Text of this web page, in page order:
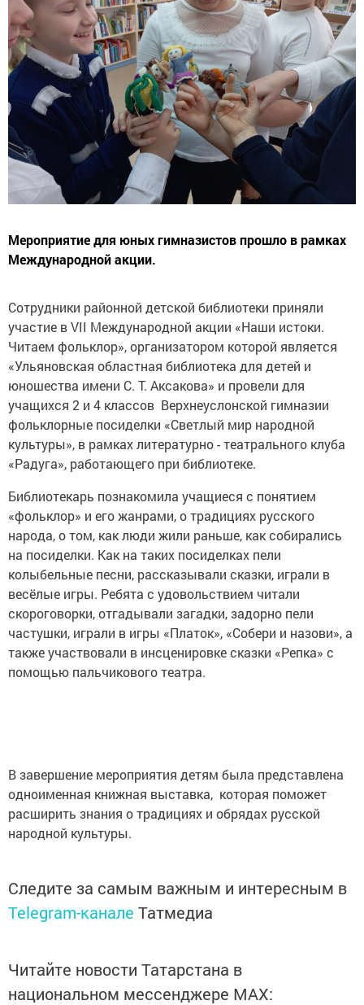
Мероприятие для юных гимназистов прошло в рамках
Международной акции.
Сотрудники районной детской библиотеки приняли
участие в VII Международной акции «Наши истоки.
Читаем фольклор», организатором которой является
«Ульяновская областная библиотека для детей и
юношества имени С. Т. Аксакова» и провели для
учащихся 2 и 4 классов Верхнеуслонской гимназии
фольклорные посиделки «Светлый мир народной
культуры», в рамках литературно - театрального клуба
«Радуга», работающего при библиотеке.
Библиотекарь познакомила учащиеся с понятием
«фольклор» и его жанрами, о традициях русского
народа, о том, как люди жили раньше, как собирались
на посиделки. Как на таких посиделках пели
колыбельные песни, рассказывали сказки, играли в
весёлые игры. Ребята с удовольствием читали
скороговорки, отгадывали загадки, задорно пели
частушки, играли в игры «Платок», «Собери и назови», а
также участвовали в инсценировке сказки «Репка» с
помощью пальчикового театра.
В завершение мероприятия детям была представлена
одноименная книжная выставка, которая поможет
расширить знания о традициях и обрядах русской
народной культуры.
Следите за самым важным и интересным в
Telegram-канале Татмедиа
Читайте новости Татарстана в
национальном мессенджере MАХ: